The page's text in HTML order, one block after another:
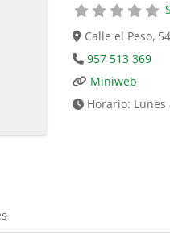
Calle el Peso,
957 513 369
Miniweb
Horario: Lunes